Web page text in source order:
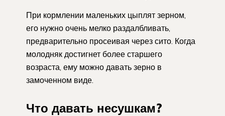
При кормлении маленьких цыплят зерном,
его нужно очень мелко раздалбливать,
предварительно просеивая через сито. Когда
молодняк достигнет более старшего
возраста, ему можно давать зерно в
замоченном виде.
Что давать несушкам?